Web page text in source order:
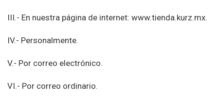
III.- En nuestra página de internet: www.tienda.kurz.mx.
IV.- Personalmente.
V.- Por correo electrónico.
VI.- Por correo ordinario.